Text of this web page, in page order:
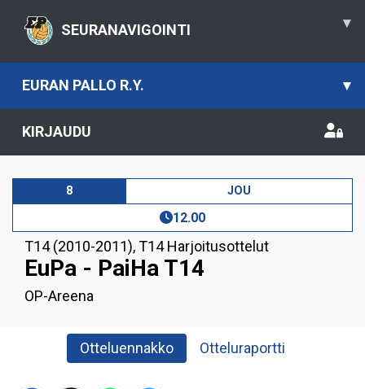
SEURANAVIGOINTI ▾
EURAN PALLO R.Y. ▾
KIRJAUDU
8 JOU
12.00
T14 (2010-2011),T14 Harjoitusottelut
EuPa - PaiHa T14
OP-Areena
Otteluennakko Otteluraportti